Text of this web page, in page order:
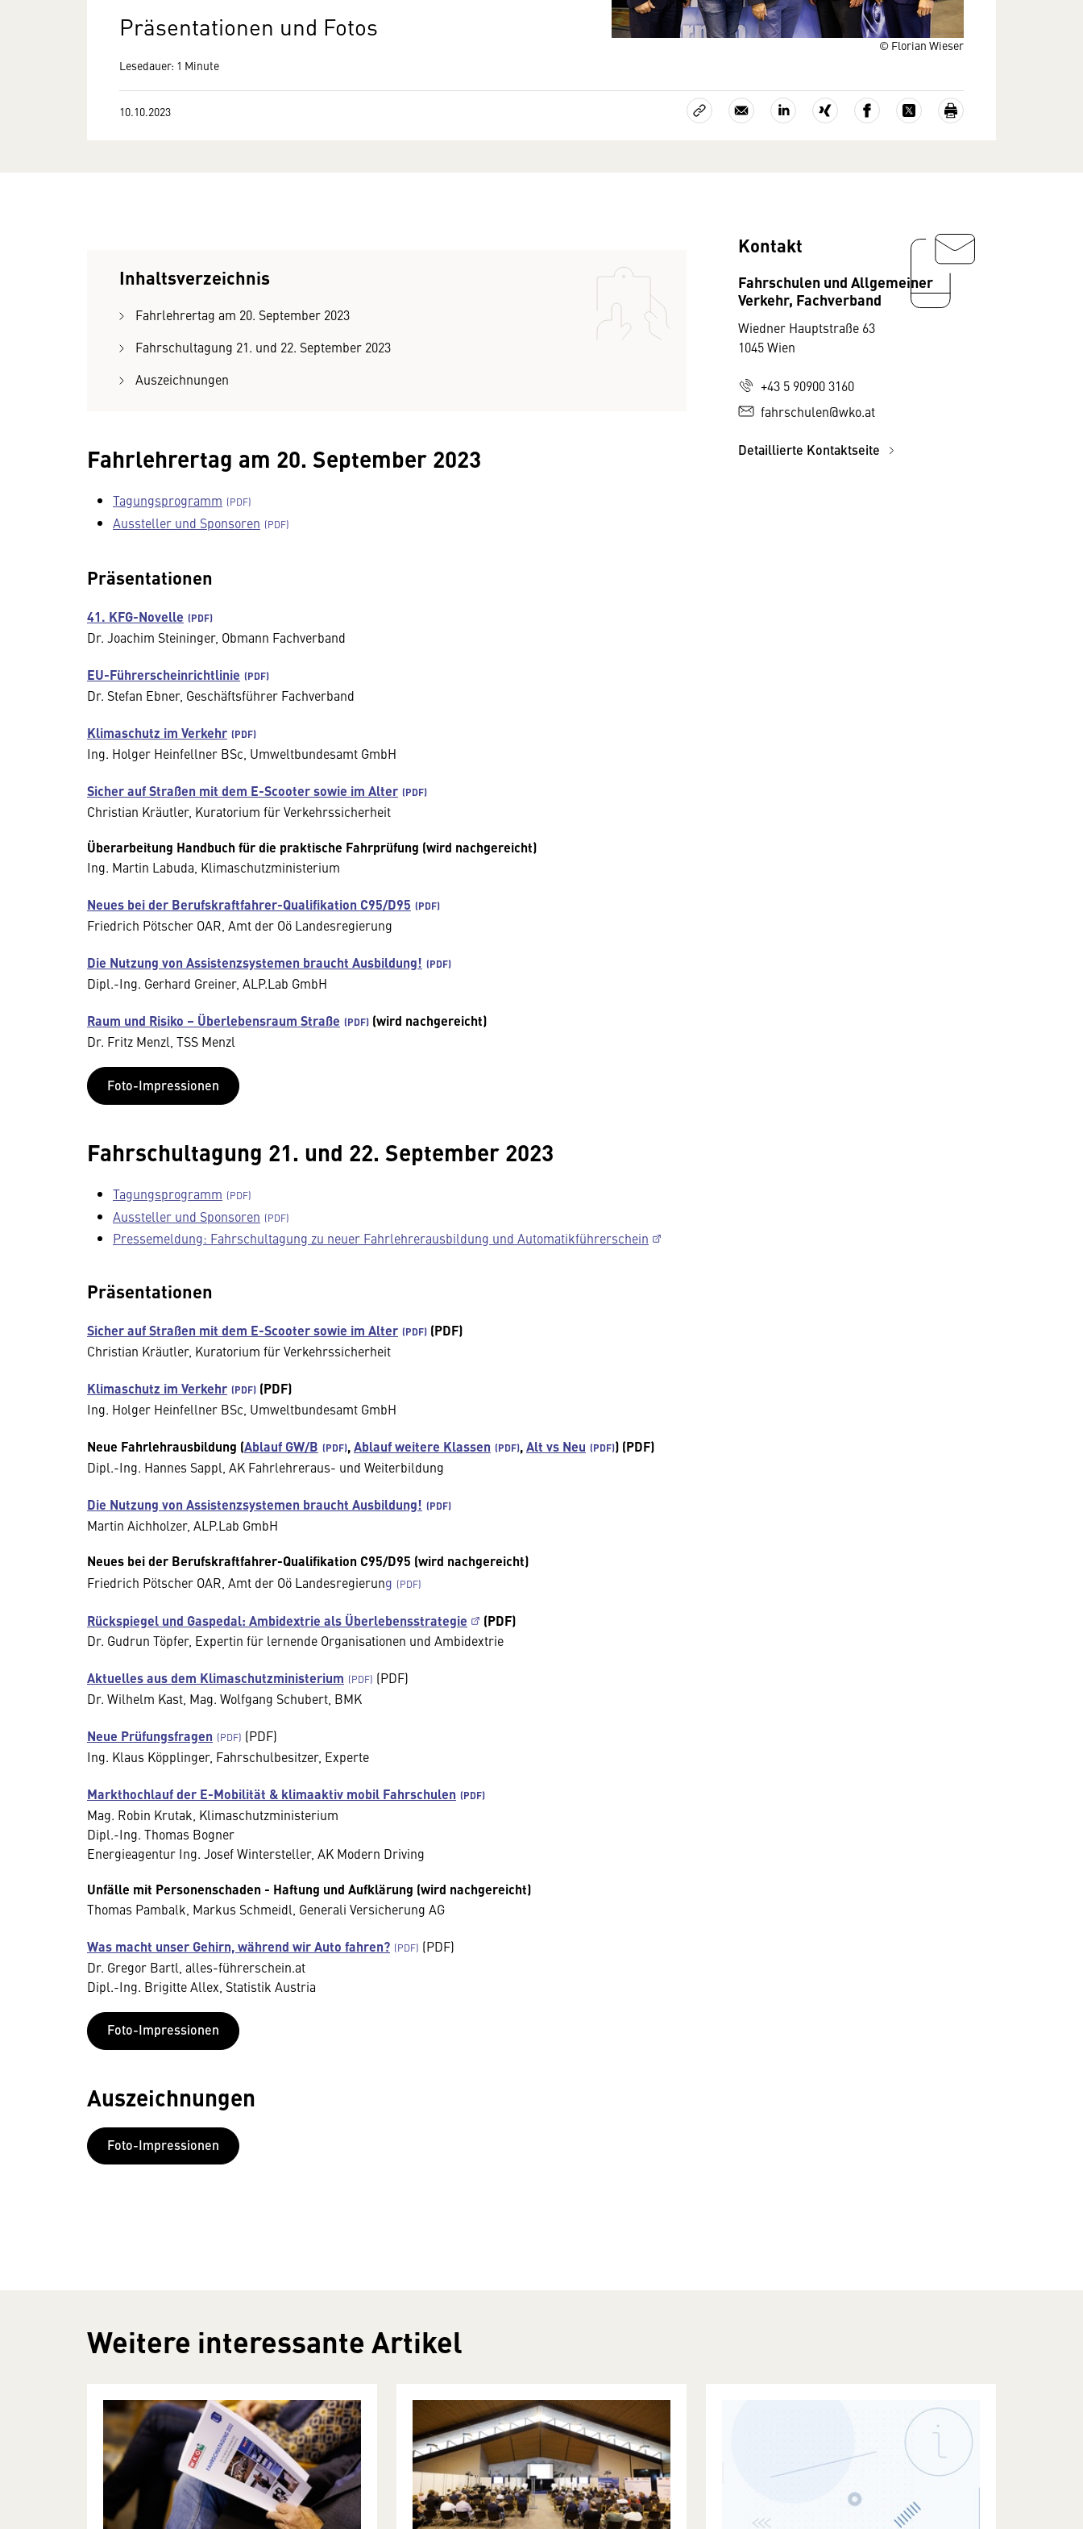
© Florian Wieser
Präsentationen und Fotos
Lesedauer: 1 Minute
10.10.2023
Inhaltsverzeichnis
Fahrlehrertag am 20. September 2023
Fahrschultagung 21. und 22. September 2023
Auszeichnungen
Fahrlehrertag am 20. September 2023
Tagungsprogramm
Aussteller und Sponsoren
Präsentationen
41. KFG-Novelle
Dr. Joachim Steininger, Obmann Fachverband
EU-Führerscheinrichtlinie
Dr. Stefan Ebner, Geschäftsführer Fachverband
Klimaschutz im Verkehr
Ing. Holger Heinfellner BSc, Umweltbundesamt GmbH
Sicher auf Straßen mit dem E-Scooter sowie im Alter
Christian Kräutler, Kuratorium für Verkehrssicherheit
Überarbeitung Handbuch für die praktische Fahrprüfung (wird nachgereicht)
Ing. Martin Labuda, Klimaschutzministerium
Neues bei der Berufskraftfahrer-Qualifikation C95/D95
Friedrich Pötscher OAR, Amt der Oö Landesregierung
Die Nutzung von Assistenzsystemen braucht Ausbildung!
Dipl.-Ing. Gerhard Greiner, ALP.Lab GmbH
Raum und Risiko – Überlebensraum Straße (wird nachgereicht)
Dr. Fritz Menzl, TSS Menzl
Foto-Impressionen
Fahrschultagung 21. und 22. September 2023
Tagungsprogramm
Aussteller und Sponsoren
Pressemeldung: Fahrschultagung zu neuer Fahrlehrerausbildung und Automatikführerschein
Präsentationen
Sicher auf Straßen mit dem E-Scooter sowie im Alter (PDF)
Christian Kräutler, Kuratorium für Verkehrssicherheit
Klimaschutz im Verkehr (PDF)
Ing. Holger Heinfellner BSc, Umweltbundesamt GmbH
Neue Fahrlehrausbildung (Ablauf GW/B ,Ablauf weitere Klassen ,Alt vs Neu ) (PDF)
Dipl.-Ing. Hannes Sappl, AK Fahrlehreraus- und Weiterbildung
Die Nutzung von Assistenzsystemen braucht Ausbildung!
Martin Aichholzer, ALP.Lab GmbH
Neues bei der Berufskraftfahrer-Qualifikation C95/D95 (wird nachgereicht)
Friedrich Pötscher OAR, Amt der Oö Landesregierung
Rückspiegel und Gaspedal: Ambidextrie als Überlebensstrategie (PDF)
Dr. Gudrun Töpfer, Expertin für lernende Organisationen und Ambidextrie
Aktuelles aus dem Klimaschutzministerium
(PDF)
Dr. Wilhelm Kast, Mag. Wolfgang Schubert, BMK
Neue Prüfungsfragen
(PDF)
Ing. Klaus Köpplinger, Fahrschulbesitzer, Experte
Markthochlauf der E-Mobilität & klimaaktiv mobil Fahrschulen
Mag. Robin Krutak, Klimaschutzministerium
Dipl.-Ing. Thomas Bogner
Energieagentur Ing. Josef Wintersteller, AK Modern Driving
Unfälle mit Personenschaden - Haftung und Aufklärung (wird nachgereicht)
Thomas Pambalk, Markus Schmeidl, Generali Versicherung AG
Was macht unser Gehirn, während wir Auto fahren?
(PDF)
Dr. Gregor Bartl, alles-führerschein.at
Dipl.-Ing. Brigitte Allex, Statistik Austria
Foto-Impressionen
Auszeichnungen
Foto-Impressionen
Kontakt
Fahrschulen und Allgemeiner
Verkehr, Fachverband
Wiedner Hauptstraße 63
1045 Wien
+43 5 90900 3160
fahrschulen@wko.at
Detaillierte Kontaktseite
Weitere interessante Artikel